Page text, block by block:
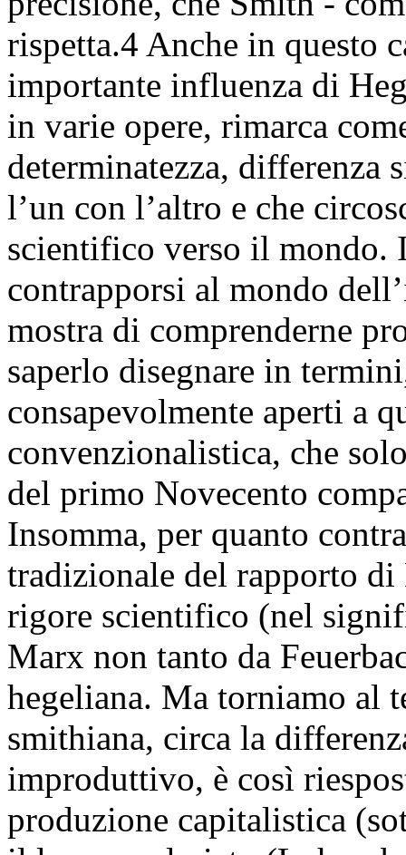
rispetta.4 Anche in questo
importante influenza di
in varie opere, rimarca
determinatezza, differenza
l’un con l’altro e che
scientifico verso il mondo.
contrapporsi al mondo
mostra di comprenderne
saperlo disegnare in
consapevolmente aperti a
convenzionalistica, che
del primo Novecento
Insomma, per quanto
tradizionale del rapporto
rigore scientifico (nel
Marx non tanto da
hegeliana. Ma torniamo al
smithiana, circa la
improduttivo, è così
produzione capitalistica